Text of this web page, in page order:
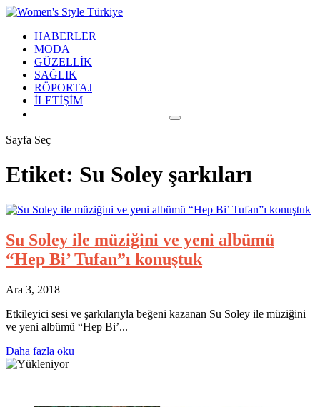
HABERLER
MODA
GÜZELLİK
SAĞLIK
RÖPORTAJ
İLETİŞİM
Sayfa Seç
Etiket: Su Soley şarkıları
Su Soley ile müziğini ve yeni albümü
“Hep Bi’ Tufan”ı konuştuk
Ara 3, 2018
Etkileyici sesi ve şarkılarıyla beğeni kazanan Su Soley ile müziğini
ve yeni albümü “Hep Bi’...
Daha fazla oku